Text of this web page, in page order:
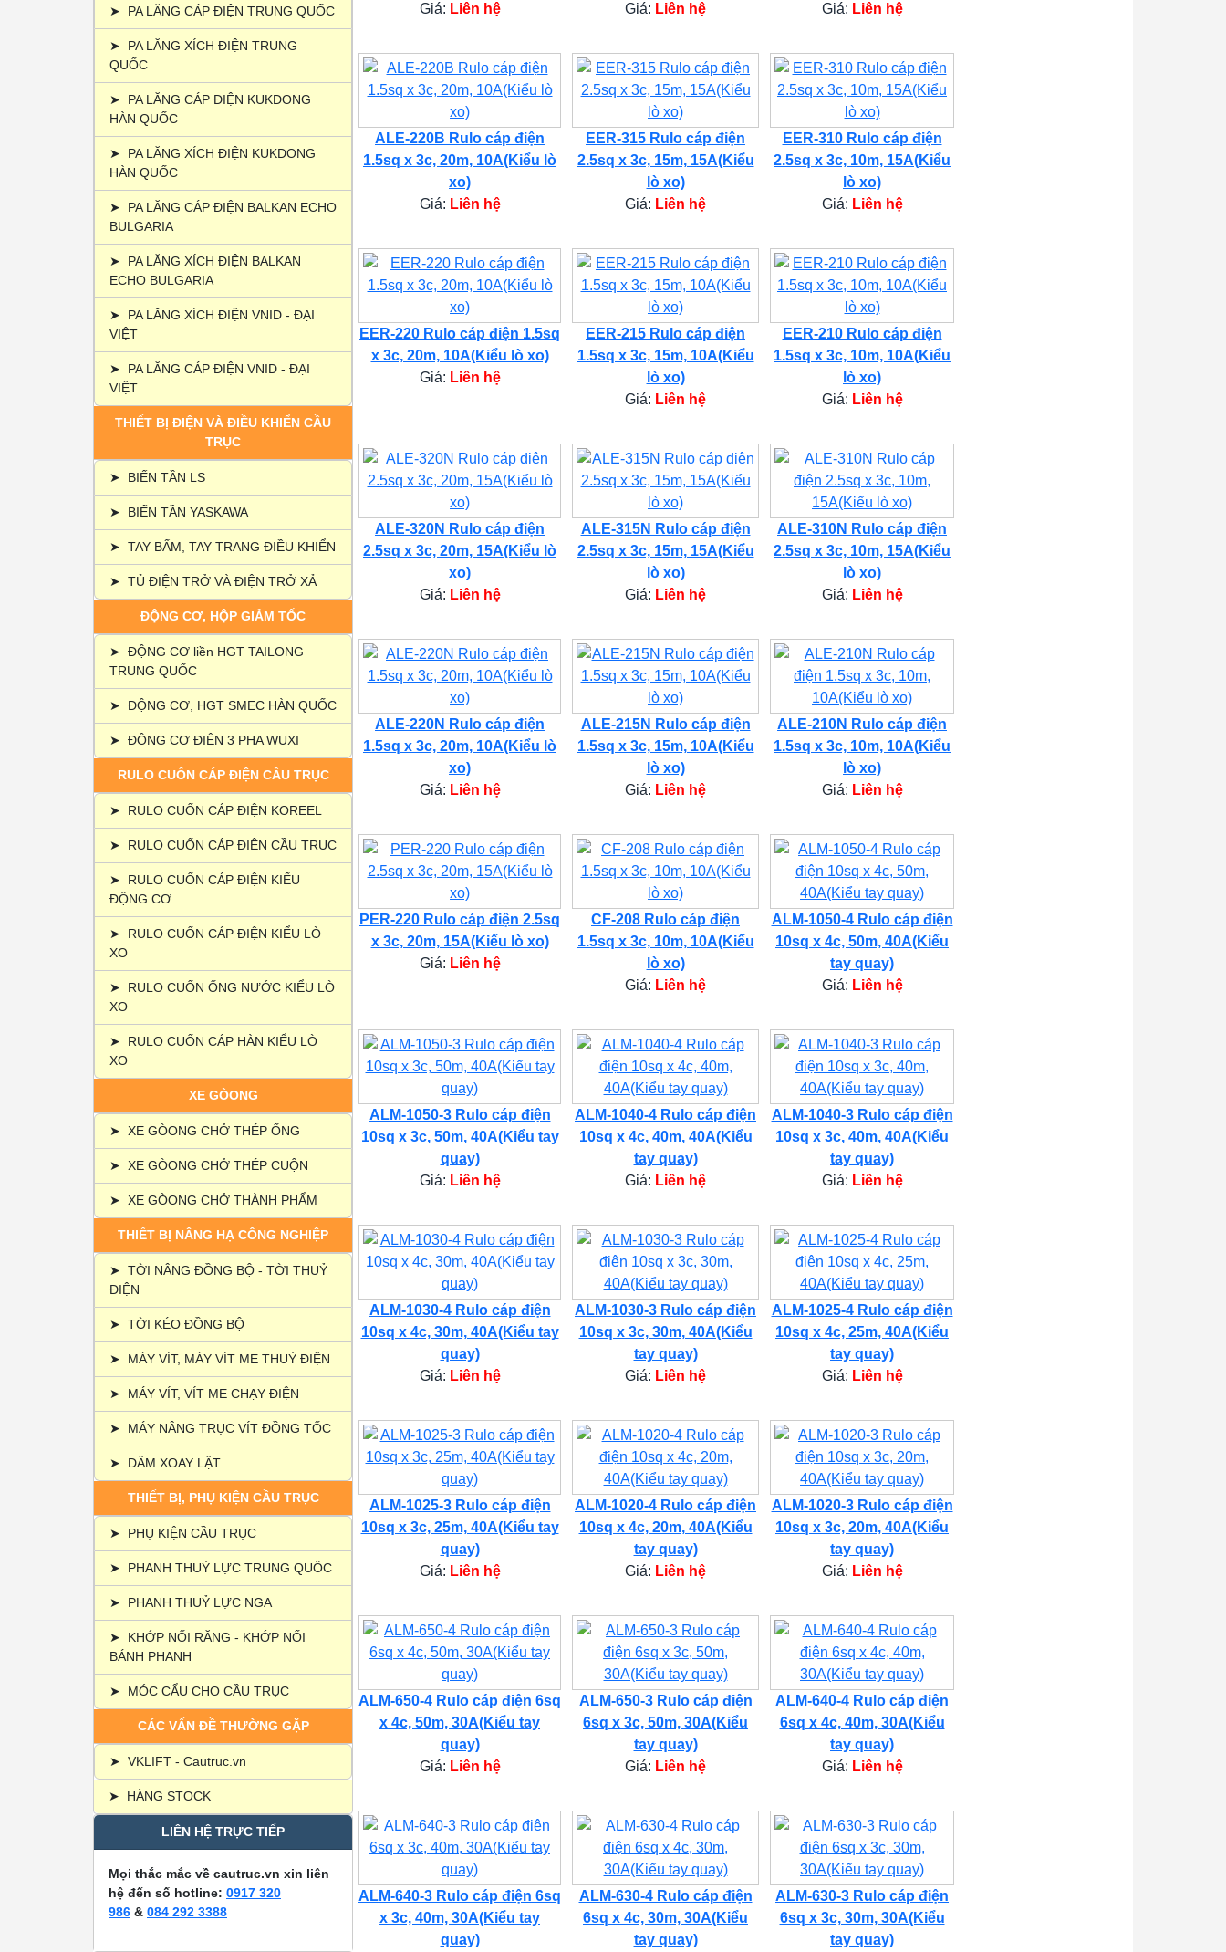
➤ PA LĂNG CÁP ĐIỆN TRUNG QUỐC
➤
PA LĂNG XÍCH ĐIỆN TRUNG
QUỐC
➤
PA LĂNG CÁP ĐIỆN KUKDONG
HÀN QUỐC
➤
PA LĂNG XÍCH ĐIỆN KUKDONG
HÀN QUỐC
➤
PA LĂNG CÁP ĐIỆN BALKAN ECHO
BULGARIA
➤
PA LĂNG XÍCH ĐIỆN BALKAN
ECHO BULGARIA
➤
PA LĂNG XÍCH ĐIỆN VNID - ĐẠI
VIỆT
➤
PA LĂNG CÁP ĐIỆN VNID - ĐẠI
VIỆT
THIẾT BỊ ĐIỆN VÀ ĐIỀU KHIỂN CẦU
TRỤC
➤ BIẾN TẦN LS
➤ BIẾN TẦN YASKAWA
➤ TAY BẤM, TAY TRANG ĐIỀU KHIỂN
➤ TỦ ĐIỆN TRỞ VÀ ĐIỆN TRỞ XẢ
ĐỘNG CƠ, HỘP GIẢM TỐC
➤ ĐỘNG CƠ liền HGT TAILONG
TRUNG QUỐC
➤ ĐỘNG CƠ, HGT SMEC HÀN QUỐC
➤ ĐỘNG CƠ ĐIỆN 3 PHA WUXI
RULO CUỐN CÁP ĐIỆN CẦU TRỤC
➤ RULO CUỐN CÁP ĐIỆN KOREEL
➤ RULO CUỐN CÁP ĐIỆN CẦU TRỤC
➤
RULO CUỐN CÁP ĐIỆN KIỂU
ĐỘNG CƠ
➤
RULO CUỐN CÁP ĐIỆN KIỂU LÒ
XO
➤
RULO CUỐN ỐNG NƯỚC KIỂU LÒ
XO
➤
RULO CUỐN CÁP HÀN KIỂU LÒ
XO
XE GÒONG
➤ XE GÒONG CHỞ THÉP ỐNG
➤ XE GÒONG CHỞ THÉP CUỘN
➤ XE GÒONG CHỞ THÀNH PHẨM
THIẾT BỊ NÂNG HẠ CÔNG NGHIỆP
➤ TỜI NÂNG ĐỒNG BỘ - TỜI THUỶ
ĐIỆN
➤ TỜI KÉO ĐỒNG BỘ
➤ MÁY VÍT, MÁY VÍT ME THUỶ ĐIỆN
➤ MÁY VÍT, VÍT ME CHẠY ĐIỆN
➤ MÁY NÂNG TRỤC VÍT ĐỒNG TỐC
➤ DẦM XOAY LẬT
THIẾT BỊ, PHỤ KIỆN CẦU TRỤC
➤ PHỤ KIỆN CẦU TRỤC
➤ PHANH THUỶ LỰC TRUNG QUỐC
➤ PHANH THUỶ LỰC NGA
➤
KHỚP NỐI RĂNG - KHỚP NỐI
BÁNH PHANH
➤ MÓC CẨU CHO CẦU TRỤC
CÁC VẤN ĐỀ THƯỜNG GẶP
➤ VKLIFT - Cautruc.vn
➤ HÀNG STOCK
LIÊN HỆ TRỰC TIẾP
Mọi thắc mắc về cautruc.vn xin liên
hệ đến số hotline: 0917 320
986 & 084 292 3388
Giá: Liên hệ
Giá: Liên hệ
Giá: Liên hệ
ALE-220B Rulo cáp điện
1.5sq x 3c, 20m, 10A(Kiểu lò
xo)
Giá: Liên hệ
EER-315 Rulo cáp điện
2.5sq x 3c, 15m, 15A(Kiểu
lò xo)
Giá: Liên hệ
EER-310 Rulo cáp điện
2.5sq x 3c, 10m, 15A(Kiểu
lò xo)
Giá: Liên hệ
EER-220 Rulo cáp điện 1.5sq
x 3c, 20m, 10A(Kiểu lò xo)
Giá: Liên hệ
EER-215 Rulo cáp điện
1.5sq x 3c, 15m, 10A(Kiểu
lò xo)
Giá: Liên hệ
EER-210 Rulo cáp điện
1.5sq x 3c, 10m, 10A(Kiểu
lò xo)
Giá: Liên hệ
ALE-320N Rulo cáp điện
2.5sq x 3c, 20m, 15A(Kiểu lò
xo)
Giá: Liên hệ
ALE-315N Rulo cáp điện
2.5sq x 3c, 15m, 15A(Kiểu
lò xo)
Giá: Liên hệ
ALE-310N Rulo cáp điện
2.5sq x 3c, 10m, 15A(Kiểu
lò xo)
Giá: Liên hệ
ALE-220N Rulo cáp điện
1.5sq x 3c, 20m, 10A(Kiểu lò
xo)
Giá: Liên hệ
ALE-215N Rulo cáp điện
1.5sq x 3c, 15m, 10A(Kiểu
lò xo)
Giá: Liên hệ
ALE-210N Rulo cáp điện
1.5sq x 3c, 10m, 10A(Kiểu
lò xo)
Giá: Liên hệ
PER-220 Rulo cáp điện 2.5sq
x 3c, 20m, 15A(Kiểu lò xo)
Giá: Liên hệ
CF-208 Rulo cáp điện
1.5sq x 3c, 10m, 10A(Kiểu
lò xo)
Giá: Liên hệ
ALM-1050-4 Rulo cáp điện
10sq x 4c, 50m, 40A(Kiểu
tay quay)
Giá: Liên hệ
ALM-1050-3 Rulo cáp điện
10sq x 3c, 50m, 40A(Kiểu tay
quay)
Giá: Liên hệ
ALM-1040-4 Rulo cáp điện
10sq x 4c, 40m, 40A(Kiểu
tay quay)
Giá: Liên hệ
ALM-1040-3 Rulo cáp điện
10sq x 3c, 40m, 40A(Kiểu
tay quay)
Giá: Liên hệ
ALM-1030-4 Rulo cáp điện
10sq x 4c, 30m, 40A(Kiểu tay
quay)
Giá: Liên hệ
ALM-1030-3 Rulo cáp điện
10sq x 3c, 30m, 40A(Kiểu
tay quay)
Giá: Liên hệ
ALM-1025-4 Rulo cáp điện
10sq x 4c, 25m, 40A(Kiểu
tay quay)
Giá: Liên hệ
ALM-1025-3 Rulo cáp điện
10sq x 3c, 25m, 40A(Kiểu tay
quay)
Giá: Liên hệ
ALM-1020-4 Rulo cáp điện
10sq x 4c, 20m, 40A(Kiểu
tay quay)
Giá: Liên hệ
ALM-1020-3 Rulo cáp điện
10sq x 3c, 20m, 40A(Kiểu
tay quay)
Giá: Liên hệ
ALM-650-4 Rulo cáp điện 6sq
x 4c, 50m, 30A(Kiểu tay
quay)
Giá: Liên hệ
ALM-650-3 Rulo cáp điện
6sq x 3c, 50m, 30A(Kiểu
tay quay)
Giá: Liên hệ
ALM-640-4 Rulo cáp điện
6sq x 4c, 40m, 30A(Kiểu
tay quay)
Giá: Liên hệ
ALM-640-3 Rulo cáp điện 6sq
x 3c, 40m, 30A(Kiểu tay
quay)
ALM-630-4 Rulo cáp điện
6sq x 4c, 30m, 30A(Kiểu
tay quay)
ALM-630-3 Rulo cáp điện
6sq x 3c, 30m, 30A(Kiểu
tay quay)